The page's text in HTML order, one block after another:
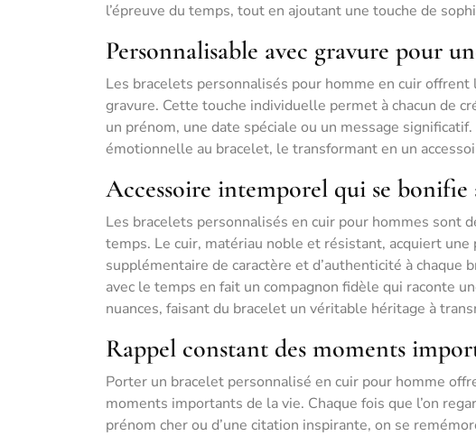
l’épreuve du temps, tout en ajoutant une touche de
Personnalisable avec gravure pour
Les bracelets personnalisés pour homme en cuir
gravure. Cette touche individuelle permet à chacun de
un prénom, une date spéciale ou un message
émotionnelle au bracelet, le transformant en un
Accessoire intemporel qui se bonifie
Les bracelets personnalisés en cuir pour hommes sont
temps. Le cuir, matériau noble et résistant, acquiert
supplémentaire de caractère et d’authenticité à
avec le temps en fait un compagnon fidèle qui raconte
nuances, faisant du bracelet un véritable héritage à
Rappel constant des moments
Porter un bracelet personnalisé en cuir pour homme
moments importants de la vie. Chaque fois que l’on
prénom cher ou d’une citation inspirante, on se